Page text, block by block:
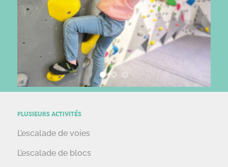
PLUSIEURS ACTIVITÉS
L’escalade de voies
L’escalade de blocs